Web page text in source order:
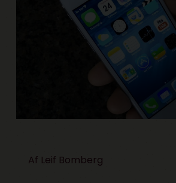
Af Leif Bomberg